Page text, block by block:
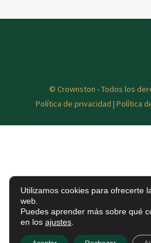
© Crownston - Todos los
Política de privacidad | Política
Utilizamos cookies para ofrecerte
web.
Puedes aprender más sobre qué
en los ajustes